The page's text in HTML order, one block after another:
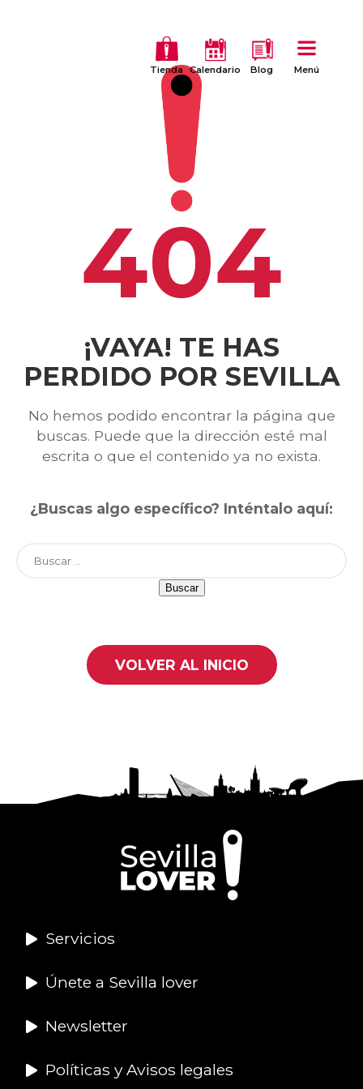
Tienda Calendario Blog Menú
404
¡VAYA! TE HAS
PERDIDO POR SEVILLA
No hemos podido encontrar la página que
buscas. Puede que la dirección esté mal
escrita o que el contenido ya no exista.
¿Buscas algo específico? Inténtalo aquí:
VOLVER AL INICIO
Servicios
Únete a Sevilla lover
Newsletter
Políticas y Avisos legales